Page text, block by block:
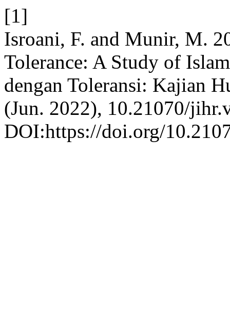
[1]
Isroani, F. and Munir, M.
Tolerance: A Study of
dengan Toleransi: Kajian
(Jun. 2022), 10.21070/
DOI:https://doi.org/